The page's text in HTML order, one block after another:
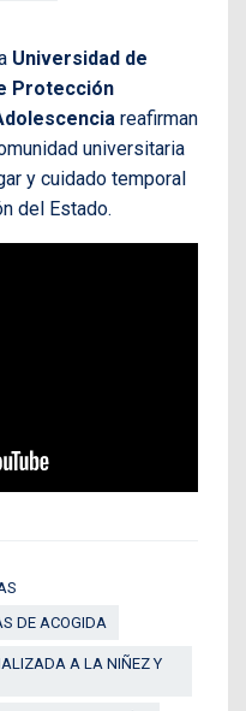
Universidad de
Protección
reafirman
universitaria
y cuidado temporal
del Estado.
DE ACOGIDA
A LA NIÑEZ Y